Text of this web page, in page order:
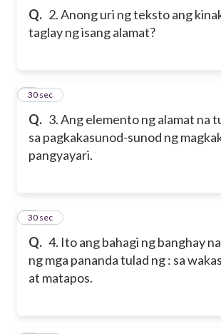
Q. 2. Anong uri ng teksto ang
taglay ng isang alamat?
Q. 3. Ang elemento ng alamat na
sa pagkakasunod-sunod ng
pangyayari.
3
30 sec
Q. 4. Ito ang bahagi ng banghay
ng mga pananda tulad ng : sa
at matapos.
4
30 sec